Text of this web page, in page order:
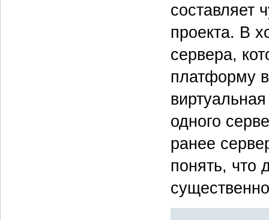
составляет
проекта. В
сервера,
платформу
одного
ранее
понять, что